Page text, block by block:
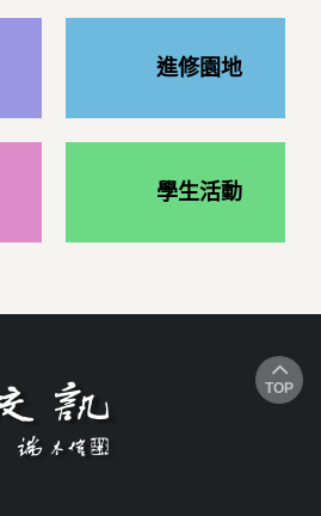
進修園地
學生活動
TOP